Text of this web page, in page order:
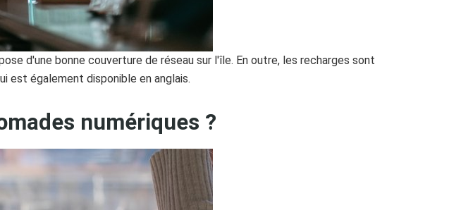
d'une bonne couverture de réseau sur l'île. En outre, les recharges sont
est également disponible en anglais.
numériques ?